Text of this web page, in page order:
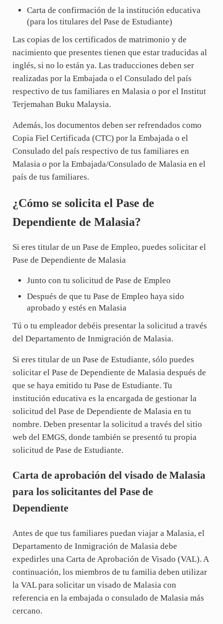
Carta de confirmación de la institución educativa
(para los titulares del Pase de Estudiante)
Las copias de los certificados de matrimonio y de
nacimiento que presentes tienen que estar traducidas al
inglés, si no lo están ya. Las traducciones deben ser
realizadas por la Embajada o el Consulado del país
respectivo de tus familiares en Malasia o por el Institut
Terjemahan Buku Malaysia.
Además, los documentos deben ser refrendados como
Copia Fiel Certificada (CTC) por la Embajada o el
Consulado del país respectivo de tus familiares en
Malasia o por la Embajada/Consulado de Malasia en el
país de tus familiares.
¿Cómo se solicita el Pase de
Dependiente de Malasia?
Si eres titular de un Pase de Empleo, puedes solicitar el
Pase de Dependiente de Malasia
Junto con tu solicitud de Pase de Empleo
Después de que tu Pase de Empleo haya sido
aprobado y estés en Malasia
Tú o tu empleador debéis presentar la solicitud a través
del Departamento de Inmigración de Malasia.
Si eres titular de un Pase de Estudiante, sólo puedes
solicitar el Pase de Dependiente de Malasia después de
que se haya emitido tu Pase de Estudiante. Tu
institución educativa es la encargada de gestionar la
solicitud del Pase de Dependiente de Malasia en tu
nombre. Deben presentar la solicitud a través del sitio
web del EMGS, donde también se presentó tu propia
solicitud de Pase de Estudiante.
Carta de aprobación del visado de Malasia
para los solicitantes del Pase de
Dependiente
Antes de que tus familiares puedan viajar a Malasia, el
Departamento de Inmigración de Malasia debe
expedirles una Carta de Aprobación de Visado (VAL). A
continuación, los miembros de tu familia deben utilizar
la VAL para solicitar un visado de Malasia con
referencia en la embajada o consulado de Malasia más
cercano.